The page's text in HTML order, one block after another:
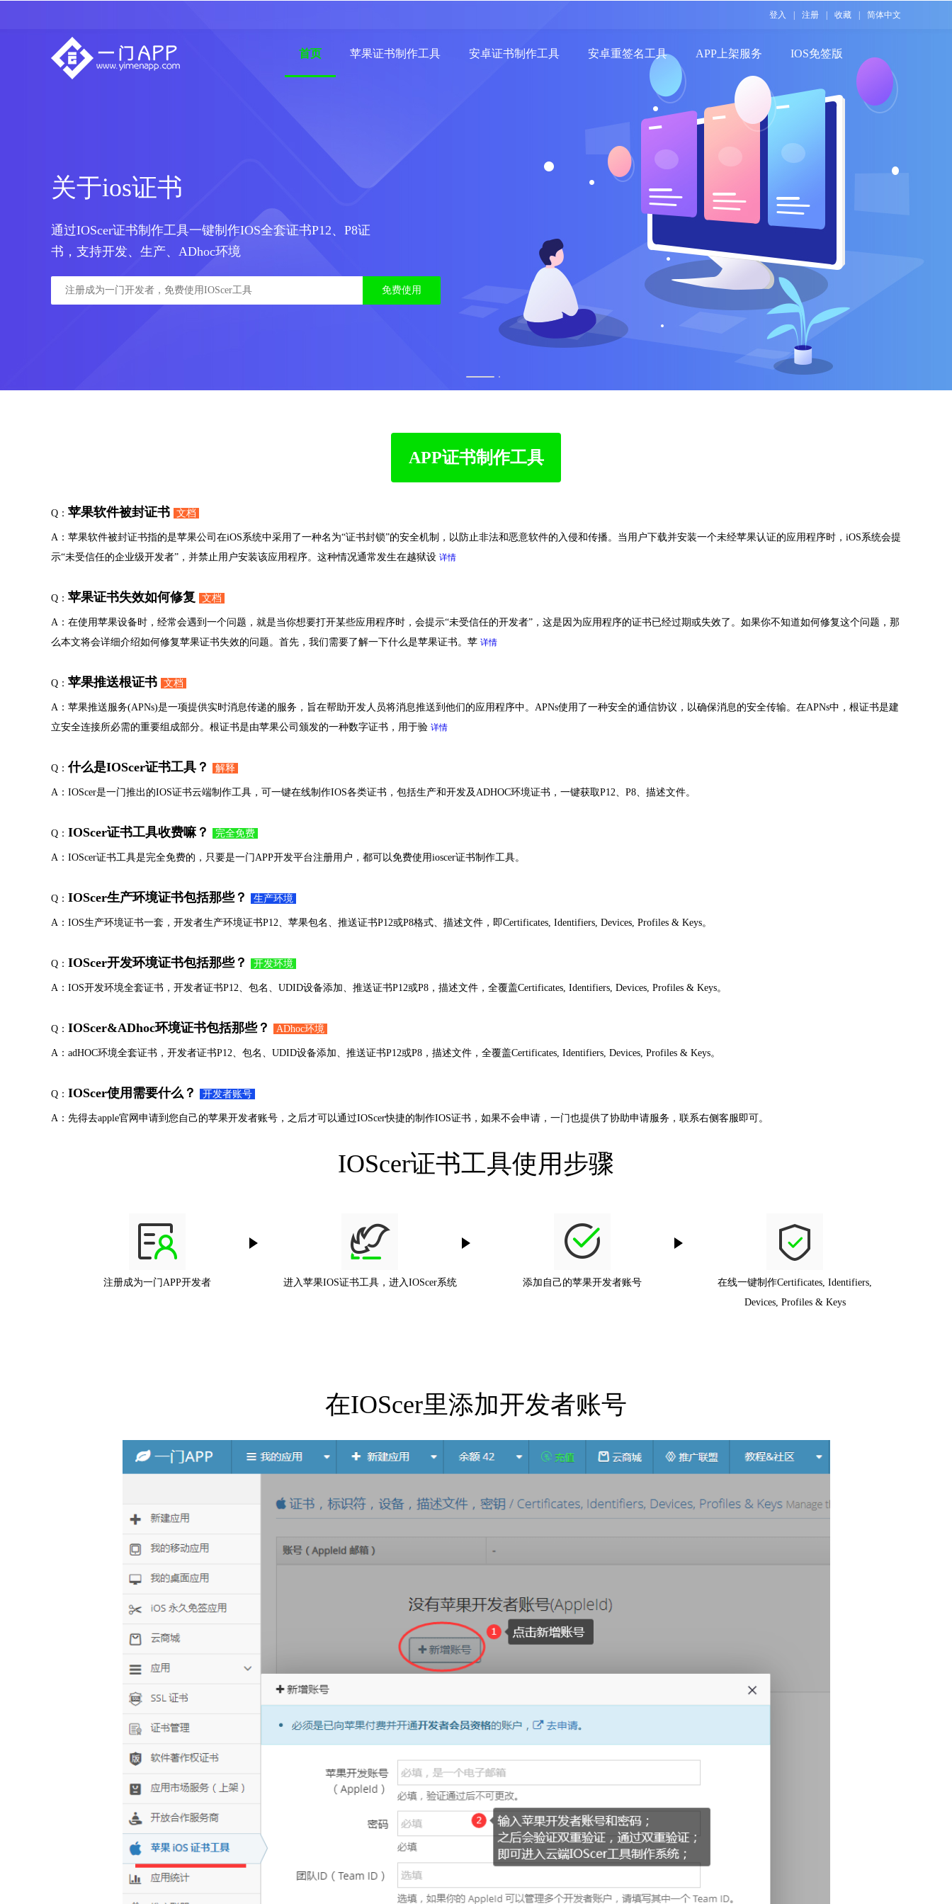
登入 注册 收藏 简体中文
首页 苹果证书制作工具 安卓证书制作工具 安卓重签名工具 APP上架服务 IOS免签版
关于ios证书
通过IOScer证书制作工具一键制作IOS全套证书P12、P8证
书，支持开发、生产、ADhoc环境
免费使用
APP证书制作工具
Q： 苹果软件被封证书 文档
A：苹果软件被封证书指的是苹果公司在iOS系统中采用了一种名为“证书封锁”的安全机制，以防止非法和恶意软件的入侵和传播。当用户下载并安装一个未经苹果认证的应用程序时，iOS系统会提
示“未受信任的企业级开发者”，并禁止用户安装该应用程序。这种情况通常发生在越狱设 详情
Q： 苹果证书失效如何修复 文档
A：在使用苹果设备时，经常会遇到一个问题，就是当你想要打开某些应用程序时，会提示“未受信任的开发者”，这是因为应用程序的证书已经过期或失效了。如果你不知道如何修复这个问题，那
么本文将会详细介绍如何修复苹果证书失效的问题。首先，我们需要了解一下什么是苹果证书。苹 详情
Q： 苹果推送根证书 文档
A：苹果推送服务(APNs)是一项提供实时消息传递的服务，旨在帮助开发人员将消息推送到他们的应用程序中。APNs使用了一种安全的通信协议，以确保消息的安全传输。在APNs中，根证书是建
立安全连接所必需的重要组成部分。根证书是由苹果公司颁发的一种数字证书，用于验 详情
Q：什么是IOScer证书工具？ 解释
A：IOScer是一门推出的IOS证书云端制作工具，可一键在线制作IOS各类证书，包括生产和开发及ADHOC环境证书，一键获取P12、P8、描述文件。
Q： IOScer证书工具收费嘛？ 完全免费
A：IOScer证书工具是完全免费的，只要是一门APP开发平台注册用户，都可以免费使用ioscer证书制作工具。
Q： IOScer生产环境证书包括那些？ 生产环境
A：IOS生产环境证书一套，开发者生产环境证书P12、苹果包名、推送证书P12或P8格式、描述文件，即Certificates, Identifiers, Devices, Profiles & Keys。
Q： IOScer开发环境证书包括那些？ 开发环境
A：IOS开发环境全套证书，开发者证书P12、包名、UDID设备添加、推送证书P12或P8，描述文件，全覆盖Certificates, Identifiers, Devices, Profiles & Keys。
Q： IOScer&ADhoc环境证书包括那些？ ADhoc环境
A：adHOC环境全套证书，开发者证书P12、包名、UDID设备添加、推送证书P12或P8，描述文件，全覆盖Certificates, Identifiers, Devices, Profiles & Keys。
Q： IOScer使用需要什么？ 开发者账号
A：先得去apple官网申请到您自己的苹果开发者账号，之后才可以通过IOScer快捷的制作IOS证书，如果不会申请，一门也提供了协助申请服务，联系右侧客服即可。
IOScer证书工具使用步骤
注册成为一门APP开发者 进入苹果IOS证书工具，进入IOScer系统 添加自己的苹果开发者账号
在线一键制作Certificates, Identifiers,
Devices, Profiles & Keys
在IOScer里添加开发者账号